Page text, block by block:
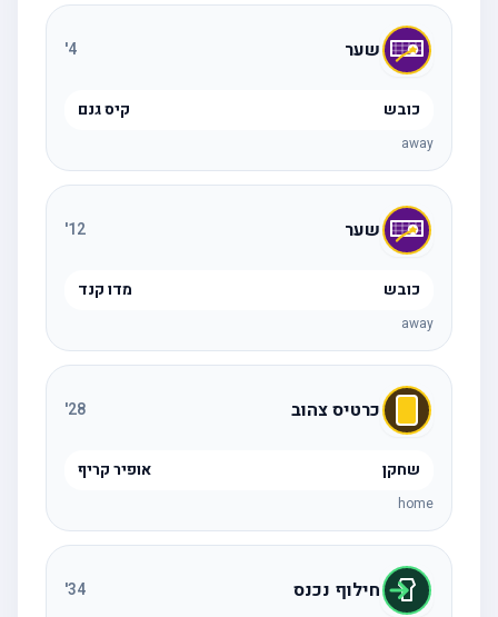
שער
כובש קיס גנם
away
שער 12
'
כובש מדו קנד
away
כרטיס צהוב 28
'
שחקן אופיר קריף
home
חילוף נכנס 34
'